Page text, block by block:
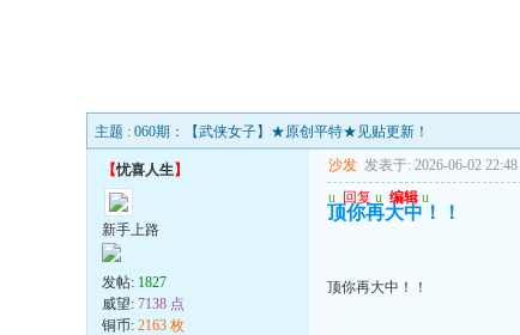
主题 : 060期：【武侠女子】★原创平特★见贴更新！
【忧喜人生】
新手上路
发帖: 1827
威望: 7138 点
铜币: 2163 枚
沙发 发表于: 2026-06-02 22:48
u 回复 u 编辑 u
顶你再大中！！
顶你再大中！！